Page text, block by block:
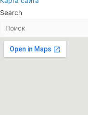
Search